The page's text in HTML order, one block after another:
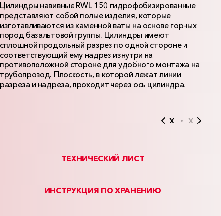
Цилиндры навивные RWL 150 гидрофобизированные
представляют собой полые изделия, которые
изготавливаются из каменной ваты на основе горных
пород базальтовой группы. Цилиндры имеют
сплошной продольный разрез по одной стороне и
соответствующий ему надрез изнутри на
противоположной стороне для удобного монтажа на
трубопровод. Плоскость, в которой лежат линии
разреза и надреза, проходит через ось цилиндра.
ТЕХНИЧЕСКИЙ ЛИСТ
ИНСТРУКЦИЯ ПО ХРАНЕНИЮ
X X